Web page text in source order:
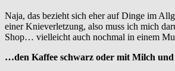
Naja, das bezieht sich eher auf Dinge im
einer Knieverletzung, also muss ich mich
Shop… vielleicht auch nochmal in einem
…den Kaffee schwarz oder mit Milch